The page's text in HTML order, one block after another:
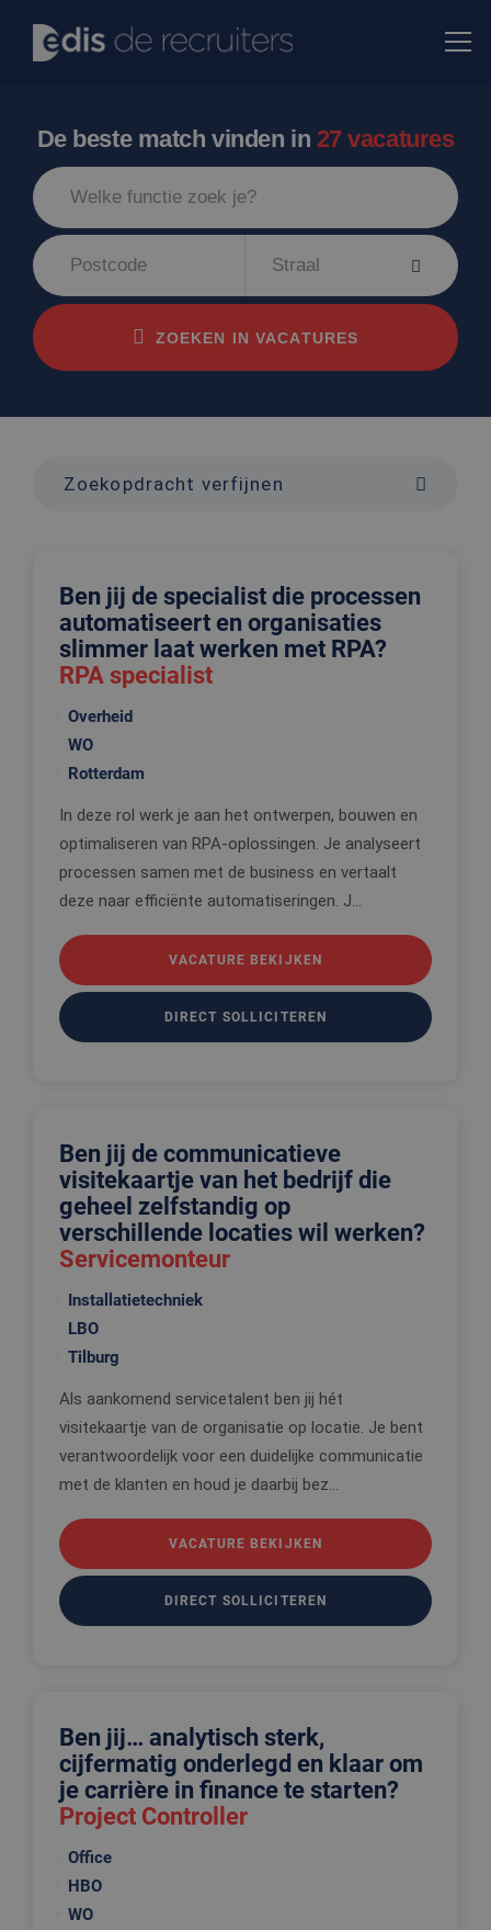
De beste match vinden in 27 vacatures
Straal
ZOEKEN IN VACATURES
Zoekopdracht verfijnen
Ben jij de specialist die processen
automatiseert en organisaties
slimmer laat werken met RPA?
RPA specialist
Overheid
WO
Rotterdam
In deze rol werk je aan het ontwerpen, bouwen en
optimaliseren van RPA-oplossingen. Je analyseert
processen samen met de business en vertaalt
deze naar efficiënte automatiseringen. J...
VACATURE BEKIJKEN
DIRECT SOLLICITEREN
Ben jij de communicatieve
visitekaartje van het bedrijf die
geheel zelfstandig op
verschillende locaties wil werken?
Servicemonteur
Installatietechniek
LBO
Tilburg
Als aankomend servicetalent ben jij hét
visitekaartje van de organisatie op locatie. Je bent
verantwoordelijk voor een duidelijke communicatie
met de klanten en houd je daarbij bez...
VACATURE BEKIJKEN
DIRECT SOLLICITEREN
Ben jij… analytisch sterk,
cijfermatig onderlegd en klaar om
je carrière in finance te starten?
Project Controller
Office
HBO
WO